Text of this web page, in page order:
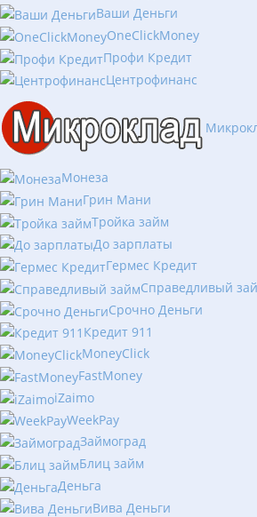
Ваши Деньги
OneClickMoney
Профи Кредит
Центрофинанс
Монеза
Грин Мани
Тройка займ
До зарплаты
Гермес Кредит
Справедливый
Срочно Деньги
Кредит 911
MoneyClick
FastMoney
iZaimo
WeekPay
Займоград
Блиц займ
Деньга
Вива Деньги